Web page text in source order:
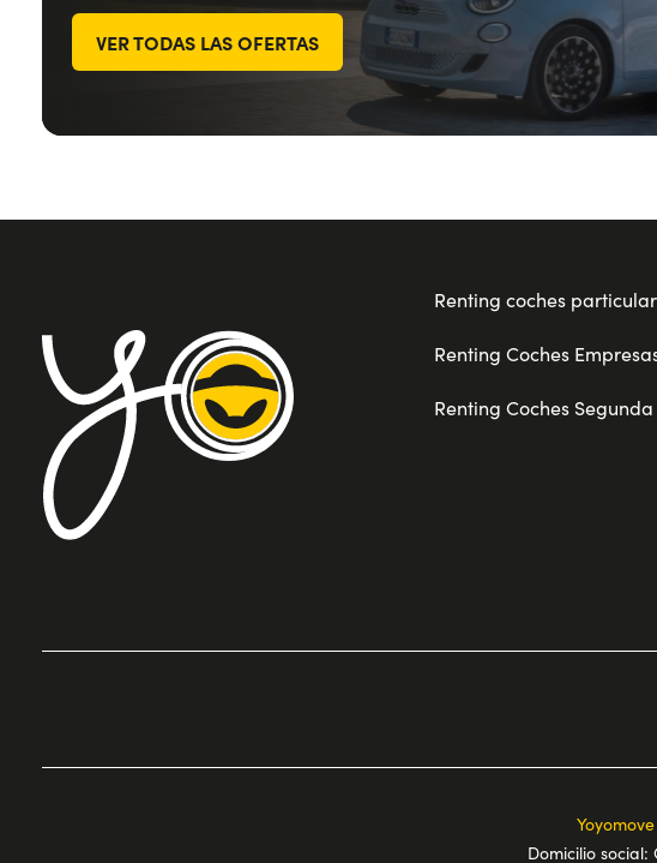
VER TODAS LAS OFERTAS
Renting coches
Renting Coches
Renting Coches
Domicilio social: